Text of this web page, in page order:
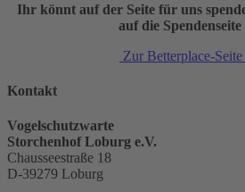
Ihr könnt auf der Seite für uns
auf die Spendenseite
Zur Betterplace-Seite
Kontakt
Vogelschutzwarte
Storchenhof Loburg e.V.
Chausseestraße 18
D-39279 Loburg